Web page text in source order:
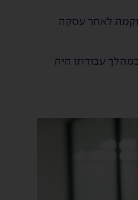
שהוקמה לאחר עסקה
במהלך עבודתו היה